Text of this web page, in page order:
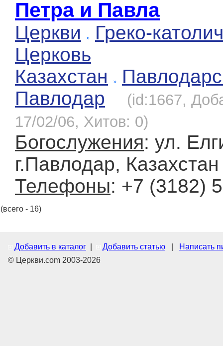
Петра и Павла
Церкви
Греко-
Церковь
Казахстан
Павлодар
(id:1667,
17/02/06, Хитов: 0)
Богослужения: ул.
г.Павлодар, Казахстан
Телефоны: +7 (3182)
(всего - 16)
Добавить в каталог Добавить статью
Написать
© Церкви.com 2003-2026